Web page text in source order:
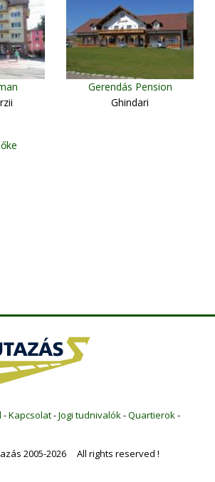
Gerendás Pension
Ghindari
-Kapcsolat-Jogi tudnivalók-Quartierok-
2005-2026 All rights reserved !